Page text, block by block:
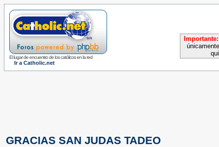
El lugar de encuentro de los católicos en la red
Ir a Catholic.net
Importante:
GRACIAS SAN JUDAS TADEO